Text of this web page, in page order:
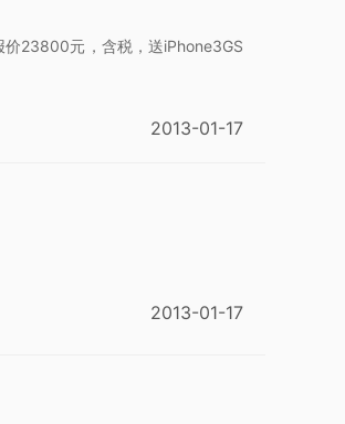
23800元，含税，送iPhone3GS
2013-01-17
2013-01-17